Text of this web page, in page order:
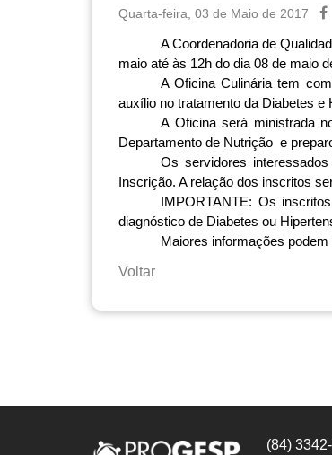
Quarta-feira, 03 de Maio de 2017
A Coordenadoria de
maio até às 12h do dia 08 de maio
A Oficina Culinária tem
auxílio no tratamento da Diabetes e
A Oficina será ministrada
Departamento de Nutrição  e
Os servidores
Inscrição. A relação dos inscritos
IMPORTANTE: Os
diagnóstico de Diabetes ou
Maiores informações
Voltar
(84)